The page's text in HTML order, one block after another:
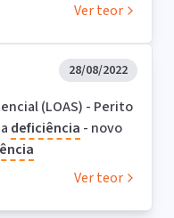
Ver teor
28/08/2022
(LOAS) - Perito
deficiência - novo
Ver teor